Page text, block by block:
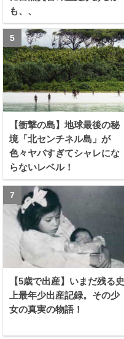
も、、
【衝撃の島】地球最後の秘
境「北センチネル島」が
色々ヤバすぎてシャレにな
らないレベル！
【5歳で出産】いまだ残る史
上最年少出産記録。その少
女の真実の物語！